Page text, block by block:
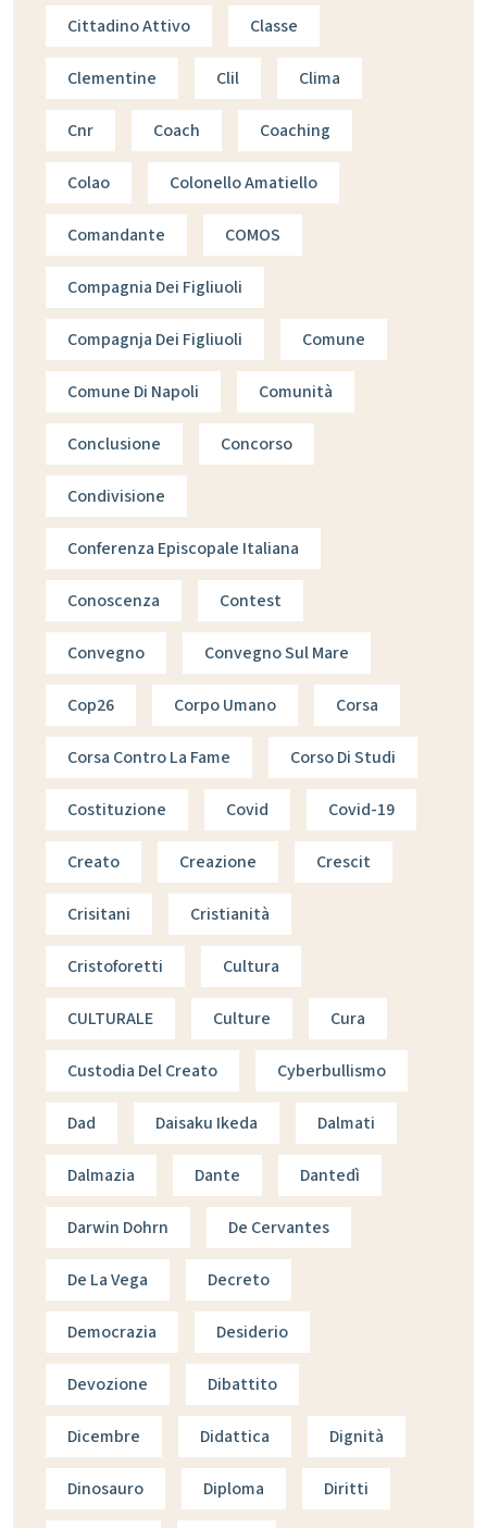
Cittadino Attivo Classe
Clementine Clil Clima
Cnr Coach Coaching
Colao Colonello Amatiello
Comandante COMOS
Compagnia Dei Figliuoli
Compagnja Dei Figliuoli Comune
Comune Di Napoli Comunità
Conclusione Concorso
Condivisione
Conferenza Episcopale Italiana
Conoscenza Contest
Convegno Convegno Sul Mare
Cop26 Corpo Umano Corsa
Corsa Contro La Fame Corso Di Studi
Costituzione Covid Covid-19
Creato Creazione Crescit
Crisitani Cristianità
Cristoforetti Cultura
CULTURALE Culture Cura
Custodia Del Creato Cyberbullismo
Dad Daisaku Ikeda Dalmati
Dalmazia Dante Dantedì
Darwin Dohrn De Cervantes
De La Vega Decreto
Democrazia Desiderio
Devozione Dibattito
Dicembre Didattica Dignità
Dinosauro Diploma Diritti